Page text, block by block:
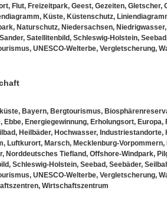
, Flut, Freizeitpark, Geest, Gezeiten, Gletscher,
, Küste, Küstenschutz,
, Naturschutz, Niedersachsen, Niedrigwasser,
Sander, Satellitenbild, Schleswig-Holstein, Seebad
, UNESCO-Welterbe, Vergletscherung,
, Bayern, Bergtourismus,
, Ebbe, Energiegewinnung, Erholungsort, Europa,
, Heilbäder, Hochwasser, Industriestandorte,
, Luftkurort, Marsch, Mecklenburg-Vorpommern,
, Norddeutsches Tiefland, Offshore-Windpark,
, Schleswig-Holstein, Seebad, Seebäder,
, UNESCO-Welterbe, Vergletscherung,
, Wirtschaftszentrum